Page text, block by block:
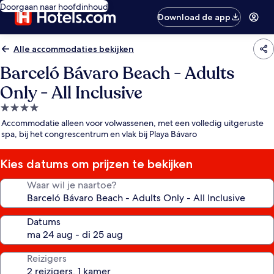
Doorgaan naar hoofdinhoud
Download de app
Alle accommodaties bekijken
Barceló Bávaro Beach - Adults
Only - All Inclusive
4.0-
sterrenaccommodatie
Accommodatie alleen voor volwassenen, met een volledig uitgeruste
spa, bij het congrescentrum en vlak bij Playa Bávaro
Kies datums om prijzen te bekijken
Waar wil je naartoe?
Datums
Reizigers